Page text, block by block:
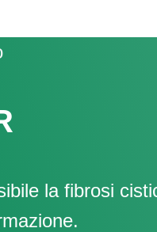
la fibrosi